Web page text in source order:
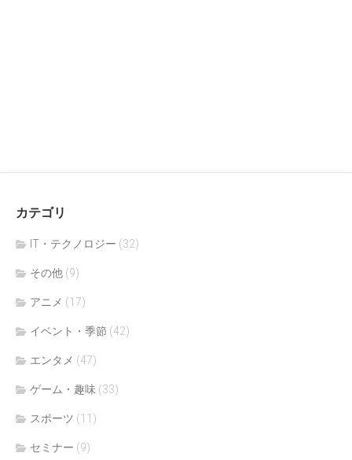
カテゴリ
IT・テクノロジー (32)
その他 (9)
アニメ (17)
イベント・季節 (42)
エンタメ (47)
ゲーム・趣味 (33)
スポーツ (11)
セミナー (9)